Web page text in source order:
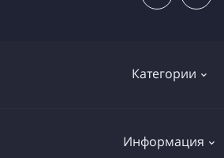
Категории
Электроинструменты
Информация